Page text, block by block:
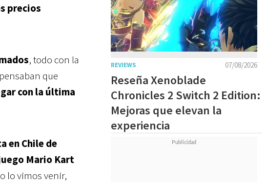
precios
, todo con la
que
con la última
en Chile de
Mario Kart
lo vimos venir,
07/08/2026
REVIEWS
Reseña Xenoblade
Chronicles 2 Switch 2 Edition:
Mejoras que elevan la
experiencia